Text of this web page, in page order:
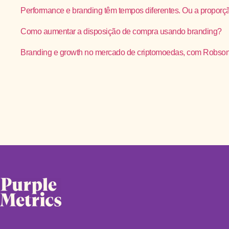
Performance e branding têm tempos diferentes. Ou a
Como aumentar a disposição de compra usando branding?
Branding e growth no mercado de criptomoedas, com